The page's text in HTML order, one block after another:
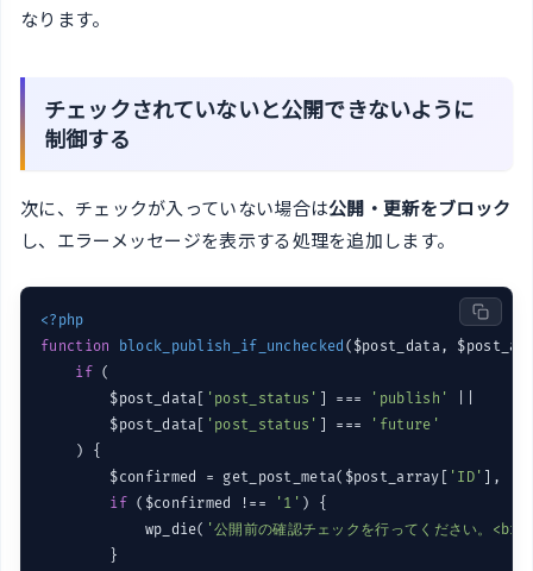
なります。
チェックされていないと公開できないように
制御する
次に、チェックが入っていない場合は公開・更新をブロック
し、エラーメッセージを表示する処理を追加します。
<?php
function
block_publish_if_unchecked ($post_data,
if (
        $post_data[
'post_status' ] === 'publish'
        $post_data[
'post_status' ] ===
'future'
    ) {
        $confirmed = get_post_meta($post_array[
'ID' ],
if ($confirmed !== '1' ) {
            wp_die(
'公開前の確認チェックを行ってください。
        }